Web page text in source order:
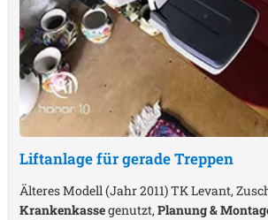
Liftanlage für gerade Treppen
Älteres Modell (Jahr 2011) TK Levant,
Krankenkassegenutzt,Planung &